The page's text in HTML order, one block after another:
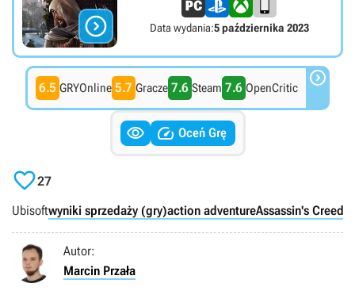
 Data wydania:5 października 2023
6.5 GRYOnline 5.7 Gracze 7.6 Steam 7.6 OpenCritic 
  Oceń Grę
27
Ubisoftwyniki sprzedaży (gry)action adventureAssassin's Creed
Autor:
Marcin Przała